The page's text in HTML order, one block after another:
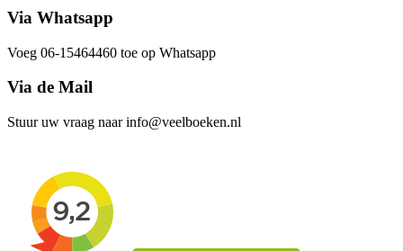
Via Whatsapp
Voeg 06-15464460 toe op Whatsapp
Via de Mail
Stuur uw vraag naar info@veelboeken.nl